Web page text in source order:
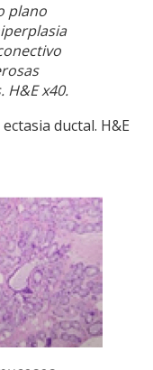
plano
H&E x40.
ductal. H&E